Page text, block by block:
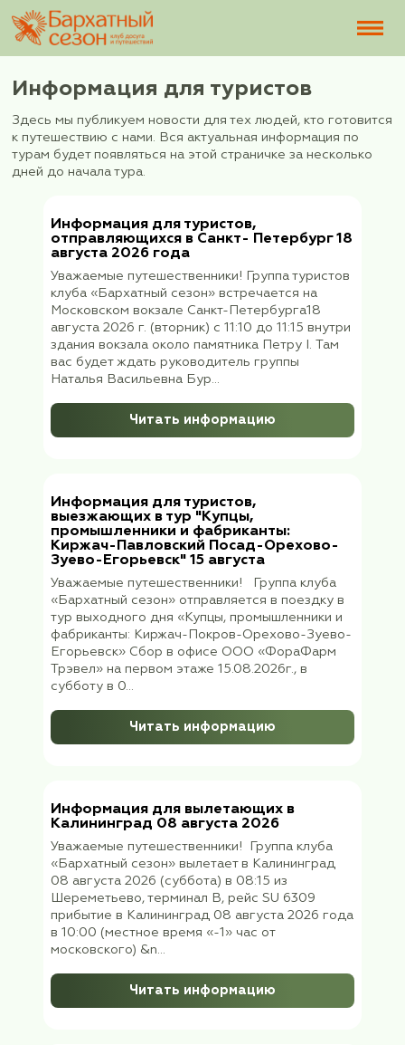
Информация для туристов
Здесь мы публикуем новости для тех людей,
к путешествию с нами. Вся актуальная
дней до начала тура.
Информация для туристов,
отправляющихся в Санкт-
августа 2026 года
Уважаемые путешественники! Группа
клуба «Бархатный сезон» встречается на
Московском вокзале Санкт-Петербурга18
августа 2026 г. (вторник) с 11:10 до 11:15
здания вокзала около памятника Петру I.
Читать информацию
Информация для туристов,
выезжающих в тур "Купцы,
промышленники и фабриканты:
Киржач-Павловский Посад-
Уважаемые путешественники! Группа
Егорьевск» Сбор в офисе ООО
субботу в 0...
Читать информацию
Информация для вылетающих в